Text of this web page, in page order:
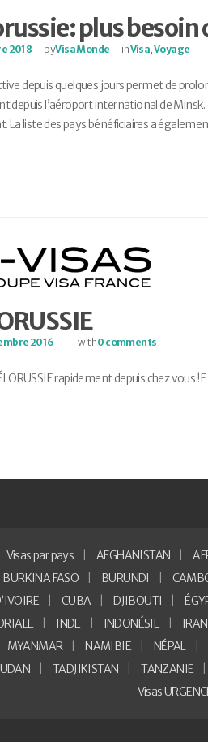
plus besoin
2018 byVisa Monde inVisa,Voyage
depuis quelques jours permet de
depuis l’aéroport international de Minsk.
La liste des pays bénéficiaires a
2016 with0 comments
rapidement depuis chez vous !
Visas par pays AFGHANISTAN
BURKINA FASO BURUNDI
CUBA DJIBOUTI
INDE INDONÉSIE IRAN
MYANMAR NAMIBIE NÉPAL
TADJIKISTAN TANZANIE
Visas